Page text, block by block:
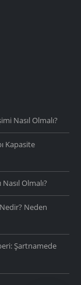
Nasıl Olmalı?
Kapasite
Olmalı?
Neden
Şartnamede